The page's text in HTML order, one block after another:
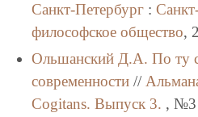
Санкт-Петербург:
философское общество,
Ольшанский Д.А. По ту
современности//
Cogitans. Выпуск 3. , №3